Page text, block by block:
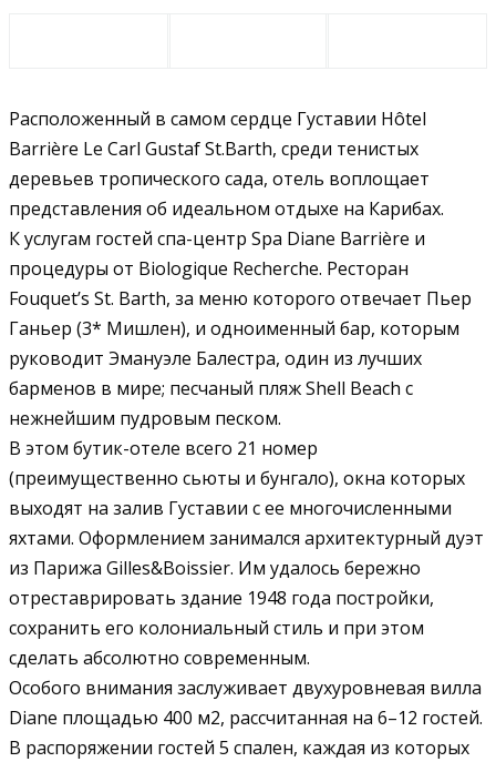
Расположенный в самом сердце Густавии Hôtel
Barrière Le Carl Gustaf St.Barth, среди тенистых
деревьев тропического сада, отель воплощает
представления об идеальном отдыхе на Карибах.
К услугам гостей спа-центр Spa Diane Barrière и
процедуры от Biologique Recherche. Ресторан
Fouquet’s St. Barth, за меню которого отвечает Пьер
Ганьер (3* Мишлен), и одноименный бар, которым
руководит Эмануэле Балестра, один из лучших
барменов в мире; песчаный пляж Shell Beach с
нежнейшим пудровым песком.
В этом бутик-отеле всего 21 номер
(преимущественно сьюты и бунгало), окна которых
выходят на залив Густавии с ее многочисленными
яхтами. Оформлением занимался архитектурный дуэт
из Парижа Gilles&Boissier. Им удалось бережно
отреставрировать здание 1948 года постройки,
сохранить его колониальный стиль и при этом
сделать абсолютно современным.
Особого внимания заслуживает двухуровневая вилла
Diane площадью 400 м2, рассчитанная на 6–12 гостей.
В распоряжении гостей 5 спален, каждая из которых